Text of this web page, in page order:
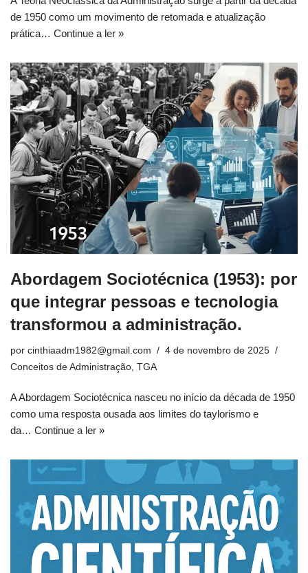
de 1950 como um movimento de retomada e atualização
prática… Continue a ler »
Abordagem Sociotécnica (1953): por
que integrar pessoas e tecnologia
transformou a administração.
por cinthiaadm1982@gmail.com
4 de novembro de 2025
Conceitos de Administração, TGA
A Abordagem Sociotécnica nasceu no início da década de 1950
como uma resposta ousada aos limites do taylorismo e
da… Continue a ler »